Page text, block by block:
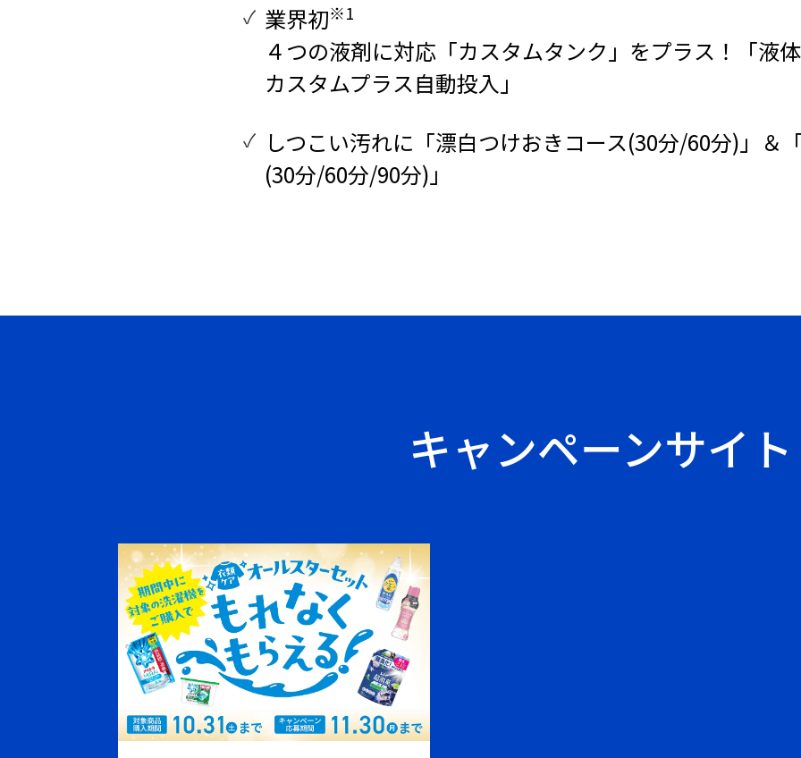
業界初※1
４つの液剤に対応「カスタムタンク」をプラス！「液
カスタムプラス自動投入」
しつこい汚れに「漂白つけおきコース(30分/60分)」＆
(30分/60分/90分)」
キャンペーンサイト